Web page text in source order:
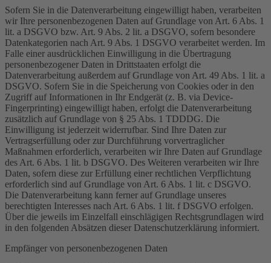
Sofern Sie in die Datenverarbeitung eingewilligt haben, verarbeiten
wir Ihre personenbezogenen Daten auf Grundlage von Art. 6 Abs. 1
lit. a DSGVO bzw. Art. 9 Abs. 2 lit. a DSGVO, sofern besondere
Datenkategorien nach Art. 9 Abs. 1 DSGVO verarbeitet werden. Im
Falle einer ausdrücklichen Einwilligung in die Übertragung
personenbezogener Daten in Drittstaaten erfolgt die
Datenverarbeitung außerdem auf Grundlage von Art. 49 Abs. 1 lit. a
DSGVO. Sofern Sie in die Speicherung von Cookies oder in den
Zugriff auf Informationen in Ihr Endgerät (z. B. via Device-
Fingerprinting) eingewilligt haben, erfolgt die Datenverarbeitung
zusätzlich auf Grundlage von § 25 Abs. 1 TDDDG. Die
Einwilligung ist jederzeit widerrufbar. Sind Ihre Daten zur
Vertragserfüllung oder zur Durchführung vorvertraglicher
Maßnahmen erforderlich, verarbeiten wir Ihre Daten auf Grundlage
des Art. 6 Abs. 1 lit. b DSGVO. Des Weiteren verarbeiten wir Ihre
Daten, sofern diese zur Erfüllung einer rechtlichen Verpflichtung
erforderlich sind auf Grundlage von Art. 6 Abs. 1 lit. c DSGVO.
Die Datenverarbeitung kann ferner auf Grundlage unseres
berechtigten Interesses nach Art. 6 Abs. 1 lit. f DSGVO erfolgen.
Über die jeweils im Einzelfall einschlägigen Rechtsgrundlagen wird
in den folgenden Absätzen dieser Datenschutzerklärung informiert.
Empfänger von personenbezogenen Daten